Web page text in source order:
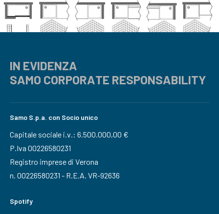
IN EVIDENZA
SAMO CORPORATE RESPONSABILITY
Samo S.p.a. con Socio unico
Capitale sociale i.v.: 6.500.000,00 €
P.Iva 00226580231
Registro imprese di Verona
n. 00226580231 - R.E.A. VR-92636
Spotify